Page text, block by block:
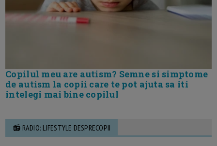
Copilul meu are autism? Semne si simptome
de autism la copii care te pot ajuta sa iti
intelegi mai bine copilul
📻 RADIO: LIFESTYLE DESPRECOPII